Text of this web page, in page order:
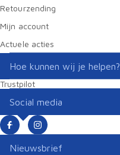
Retourzending
Mijn account
Actuele acties
Hoe kunnen wij je helpen?
Trustpilot
Social media
Nieuwsbrief